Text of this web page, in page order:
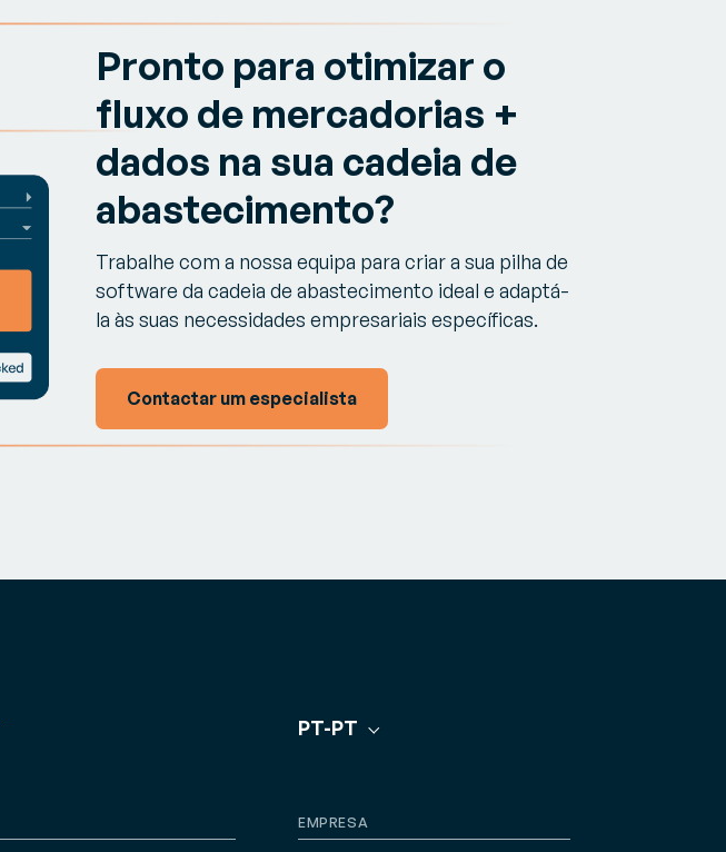
Pronto para otimizar o
fluxo de mercadorias +
dados na sua cadeia de
abastecimento?
Trabalhe com a nossa equipa para criar a sua pilha de
software da cadeia de abastecimento ideal e adaptá-
la às suas necessidades empresariais específicas.
Contactar um especialista
PT-PT
EMPRESA